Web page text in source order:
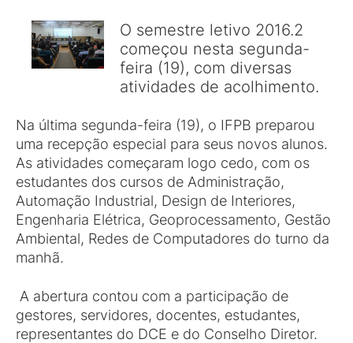
O semestre letivo 2016.2
começou nesta segunda-
feira (19), com diversas
atividades de acolhimento.
Na última segunda-feira (19), o IFPB preparou
uma recepção especial para seus novos alunos.
As atividades começaram logo cedo, com os
estudantes dos cursos de Administração,
Automação Industrial, Design de Interiores,
Engenharia Elétrica, Geoprocessamento, Gestão
Ambiental, Redes de Computadores do turno da
manhã.
A abertura contou com a participação de
gestores, servidores, docentes, estudantes,
representantes do DCE e do Conselho Diretor.